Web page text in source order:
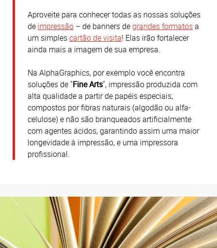
Aproveite para conhecer todas as nossas soluções
de impressão – de banners degrandes formatosa
um simplescartão de visita! Elas irão fortalecer
ainda mais a imagem de sua empresa.
Na AlphaGraphics, por exemplo você encontra
soluções de "Fine Arts", impressão produzida com
alta qualidade a partir de papéis especiais,
compostos por fibras naturais (algodão ou alfa-
celulose) e não são branqueados artificialmente
com agentes ácidos, garantindo assim uma maior
longevidade à impressão, e uma impressora
profissional.